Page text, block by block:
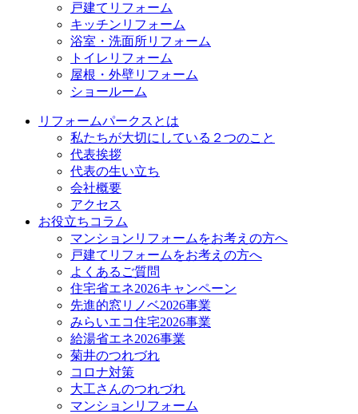
戸建てリフォーム
キッチンリフォーム
浴室・洗面所リフォーム
トイレリフォーム
屋根・外壁リフォーム
ショールーム
リフォームパークスとは
私たちが大切にしている２つのこと
代表挨拶
代表の生い立ち
会社概要
アクセス
お役立ちコラム
マンションリフォームをお考えの方へ
戸建てリフォームをお考えの方へ
よくあるご質問
住宅省エネ2026キャンペーン
先進的窓リノベ2026事業
みらいエコ住宅2026事業
給湯省エネ2026事業
菊井のつれづれ
コロナ対策
大工さんのつれづれ
マンションリフォーム